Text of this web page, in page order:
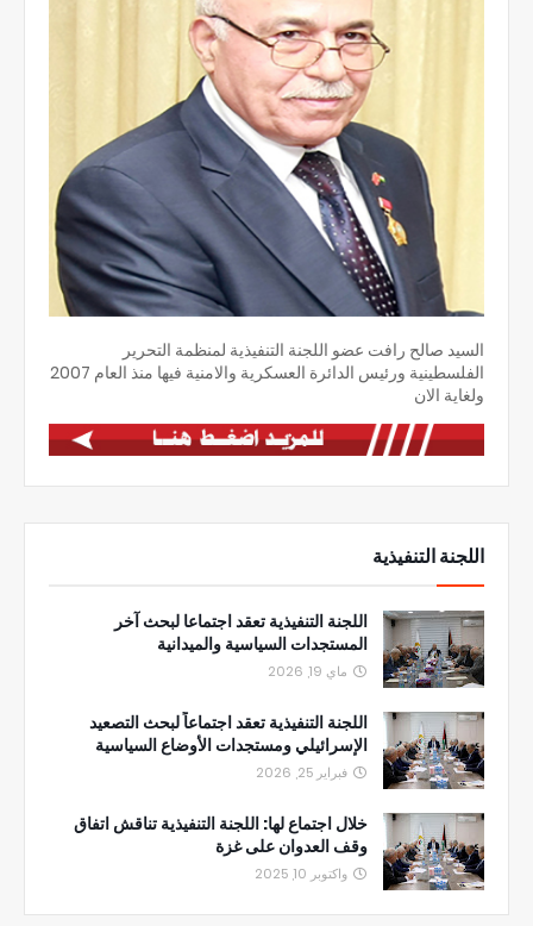
السيد صالح رافت عضو اللجنة التنفيذية لمنظمة التحرير
الفلسطينية ورئيس الدائرة العسكرية والامنية فيها منذ العام 2007
ولغاية الان
اللجنة التنفيذية
اللجنة التنفيذية تعقد اجتماعا لبحث آخر
المستجدات السياسية والميدانية
ماي 19, 2026
اللجنة التنفيذية تعقد اجتماعاً لبحث التصعيد
الإسرائيلي ومستجدات الأوضاع السياسية
فبراير 25, 2026
خلال اجتماع لها: اللجنة التنفيذية تناقش اتفاق
وقف العدوان على غزة
واكتوبر 10, 2025